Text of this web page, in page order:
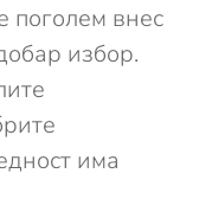
поголем внес
избор.
има